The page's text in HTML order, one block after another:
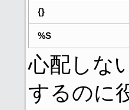
{}
%S
心配しな
するのに